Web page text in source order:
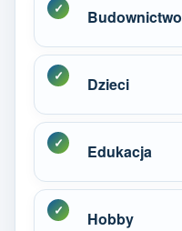
Budownictwo
Dzieci
Edukacja
Hobby